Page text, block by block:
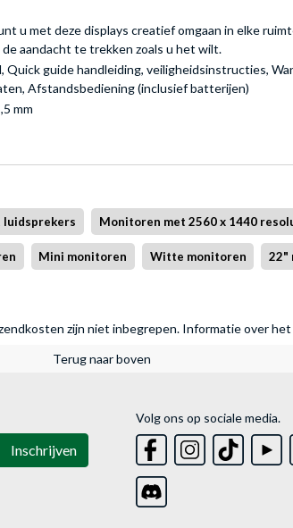
u met deze displays creatief omgaan in elke
aandacht te trekken zoals u het wilt.
Quick guide handleiding, veiligheidsinstructies,
Afstandsbediening (inclusief batterijen)
mm
Monitoren met 2560 x 1440
Mini monitoren Witte monitoren 22"
zijn niet inbegrepen. Informatie over het
Terug naar boven
Inschrijven
Volg ons op sociale media.